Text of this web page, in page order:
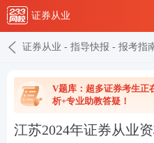
证券从业
证券从业 - 指导快报 - 报考指
V题库：超多证券考生正
析+专业助教答疑！
江苏2024年证券从业